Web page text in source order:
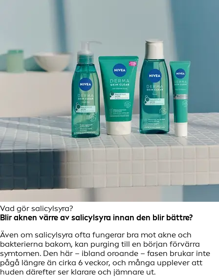
Vad gör salicylsyra?
Blir aknen värre av salicylsyra innan den blir bättre?
Även om salicylsyra ofta fungerar bra mot akne och
bakterierna bakom, kan purging till en början förvärra
symtomen. Den här – ibland oroande – fasen brukar inte
pågå längre än cirka 6 veckor, och många upplever att
huden därefter ser klarare och jämnare ut.